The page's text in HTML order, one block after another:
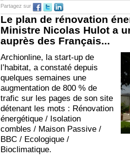
Partagez sur
Le plan de rénovation
Ministre Nicolas Hulot a
auprès des Français...
Archionline, la start-up de
l’habitat, a constaté depuis
quelques semaines une
augmentation de 800 % de
trafic sur les pages de son site
détenant les mots : Rénovation
énergétique / Isolation
combles / Maison Passive /
BBC / Ecologique /
Bioclimatique.